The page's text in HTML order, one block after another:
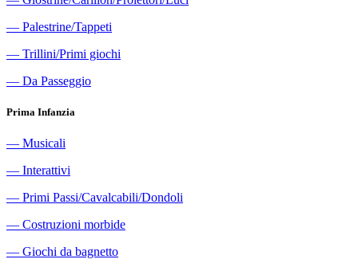
― Palestrine/Tappeti
― Trillini/Primi giochi
― Da Passeggio
Prima Infanzia
― Musicali
― Interattivi
― Primi Passi/Cavalcabili/Dondoli
― Costruzioni morbide
― Giochi da bagnetto